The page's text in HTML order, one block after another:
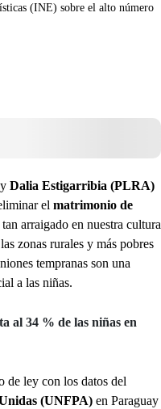
(INE) sobre el alto número
y Dalia Estigarribia (PLRA)
el matrimonio de
arraigado en nuestra cultura
zonas rurales y más pobres
tempranas son una
a las niñas.
al 34 % de las niñas en
de ley con los datos del
(UNFPA) en Paraguay